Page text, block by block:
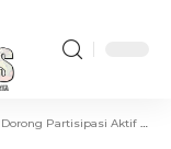
Menuju Pilkada Perdana 2024 Provinsi Papua Selatan